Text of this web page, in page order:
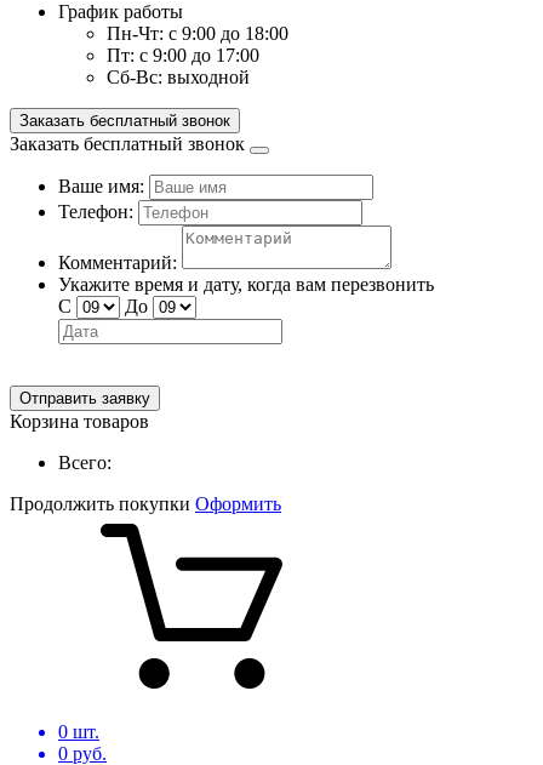
График работы
Пн-Чт: с 9:00 до 18:00
Пт: с 9:00 до 17:00
Сб-Вс: выходной
Заказать бесплатный звонок
Заказать бесплатный звонок
Ваше имя:
Телефон:
Комментарий:
Укажите время и дату, когда вам перезвонить
С
До
Отправить заявку
Корзина товаров
Всего:
Продолжить покупки Оформить
0 шт.
0 руб.